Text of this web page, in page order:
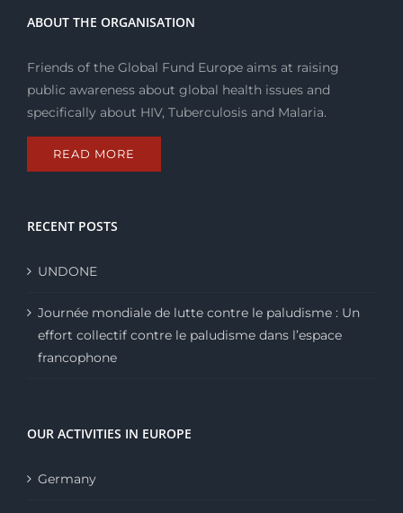
ABOUT THE ORGANISATION
Friends of the Global Fund Europe aims at raising
public awareness about global health issues and
specifically about HIV, Tuberculosis and Malaria.
READ MORE
RECENT POSTS
UNDONE
Journée mondiale de lutte contre le paludisme : Un
effort collectif contre le paludisme dans l’espace
francophone
OUR ACTIVITIES IN EUROPE
Germany